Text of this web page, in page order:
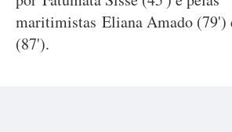
maritimistas Eliana Amado (79')
(87').